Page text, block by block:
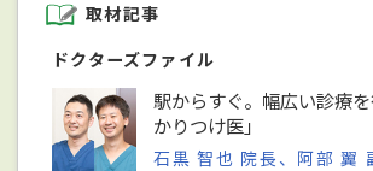
取材記事
ドクターズファイル
駅からすぐ。幅広い診療
かりつけ医」
石黒 智也 院長、阿部 翼